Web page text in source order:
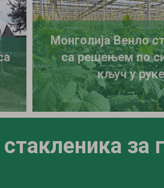
Монголија Венло
са решењем по
кључ у
→
за